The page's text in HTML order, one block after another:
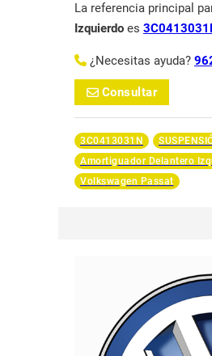
La referencia principal
Izquierdo es
¿Necesitas ayuda?
Consultar
3C0413031N
Amortiguador Delantero
Volkswagen Passat